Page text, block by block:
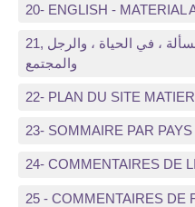
20- ENGLISH - MATERIAL
21, مواد والثورة : من هذه المسألة ، في الحياة ، والرجل
والمجتمع
22- PLAN DU SITE
23- SOMMAIRE PAR PAYS
24- COMMENTAIRES DE
25 - COMMENTAIRES DE